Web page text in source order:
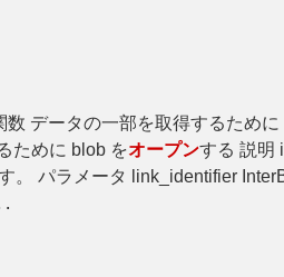
データの一部を取得するために
ために blob をオープンする 説明
。 パラメータ link_identifier